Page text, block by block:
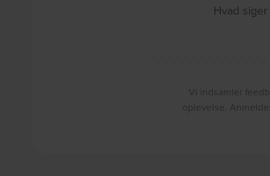
Hvad
Vi indsamler
oplevelse.